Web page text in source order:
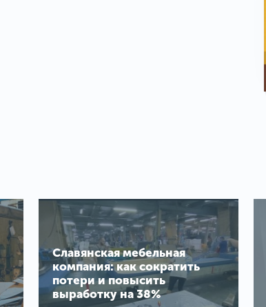
Славянская мебельная
компания: как сократить
потери и повысить
выработку на 38%